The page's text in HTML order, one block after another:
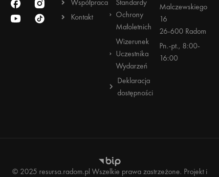
Współpraca
Kontakt
Standardy
Ochrony
Małoletnich
Wizerunek
Uczestnika
Wydarzeń
Deklaracja
dostępności
Malczewskiego
16
26-600 Radom
Pn.-pt., 8:00-
16:00
© 2025 resursa.radom.pl Wszelkie prawa zastrzeżone. Projekt i